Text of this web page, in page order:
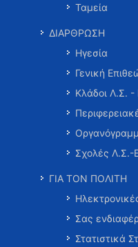
Ταμεία
ΔΙΑΡΘΡΩΣΗ
Ηγεσία
Γενική
Κλάδοι Λ.Σ.
Σχολές Λ.Σ.-
ΓΙΑ ΤΟΝ ΠΟΛΙΤΗ
Σας
Στατιστικά